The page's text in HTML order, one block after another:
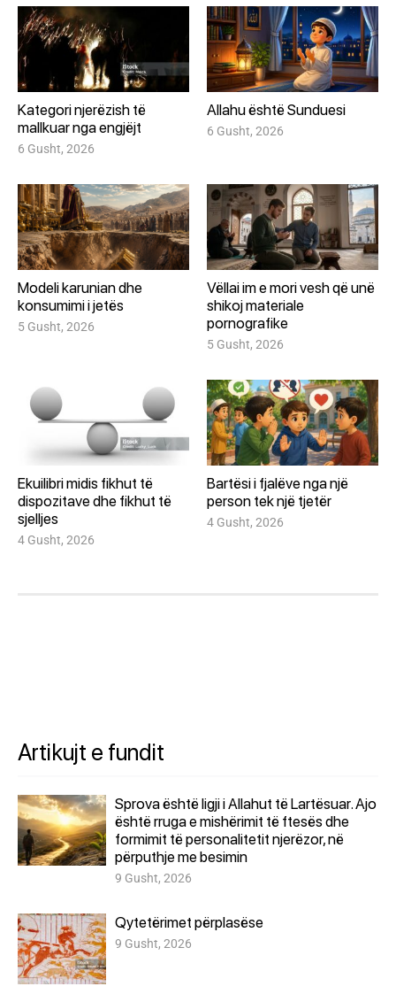
Kategori njerëzish të
mallkuar nga engjëjt
6 Gusht, 2026
Allahu është Sunduesi
6 Gusht, 2026
Modeli karunian dhe
konsumimi i jetës
5 Gusht, 2026
Vëllai im e mori vesh që unë
shikoj materiale
pornografike
5 Gusht, 2026
Ekuilibri midis fikhut të
dispozitave dhe fikhut të
sjelljes
4 Gusht, 2026
Bartësi i fjalëve nga një
person tek një tjetër
4 Gusht, 2026
Artikujt e fundit
Sprova është ligji i Allahut të Lartësuar. Ajo
është rruga e mishërimit të ftesës dhe
formimit të personalitetit njerëzor, në
përputhje me besimin
9 Gusht, 2026
Qytetërimet përplasëse
9 Gusht, 2026